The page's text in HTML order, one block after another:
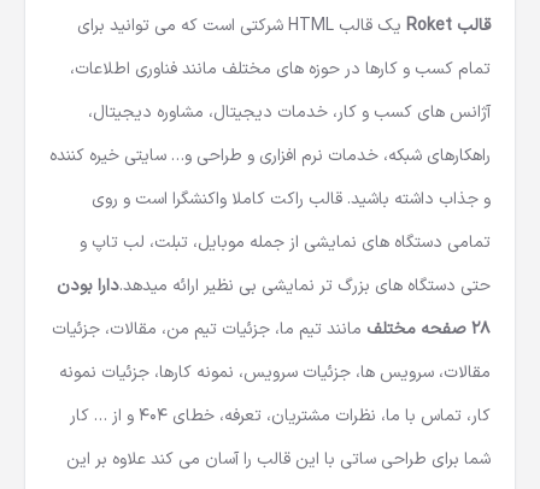
قالب Roket
یک قالب HTML شرکتی
است که می توانید برای
تمام کسب و کارها در حوزه های مختلف مانند فناوری اطلاعات،
آژانس های کسب و کار، خدمات دیجیتال، مشاوره دیجیتال،
راهکارهای شبکه، خدمات نرم افزاری و طراحی و… سایتی خیره کننده
و جذاب داشته باشید. قالب راکت کاملا واکنشگرا است و روی
تمامی دستگاه های نمایشی از جمله موبایل، تبلت، لب تاپ و
حتی دستگاه های بزرگ تر نمایشی بی نظیر ارائه میدهد.دارا بودن
28 صفحه مختلف
مانند تیم ما، جزئیات تیم من، مقالات، جزئیات
مقالات، سرویس ها، جزئیات سرویس، نمونه کارها، جزئیات نمونه
کار، تماس با ما، نظرات مشتریان، تعرفه، خطای 404 و از … کار
شما برای طراحی ساتی با این قالب را آسان می کند علاوه بر این